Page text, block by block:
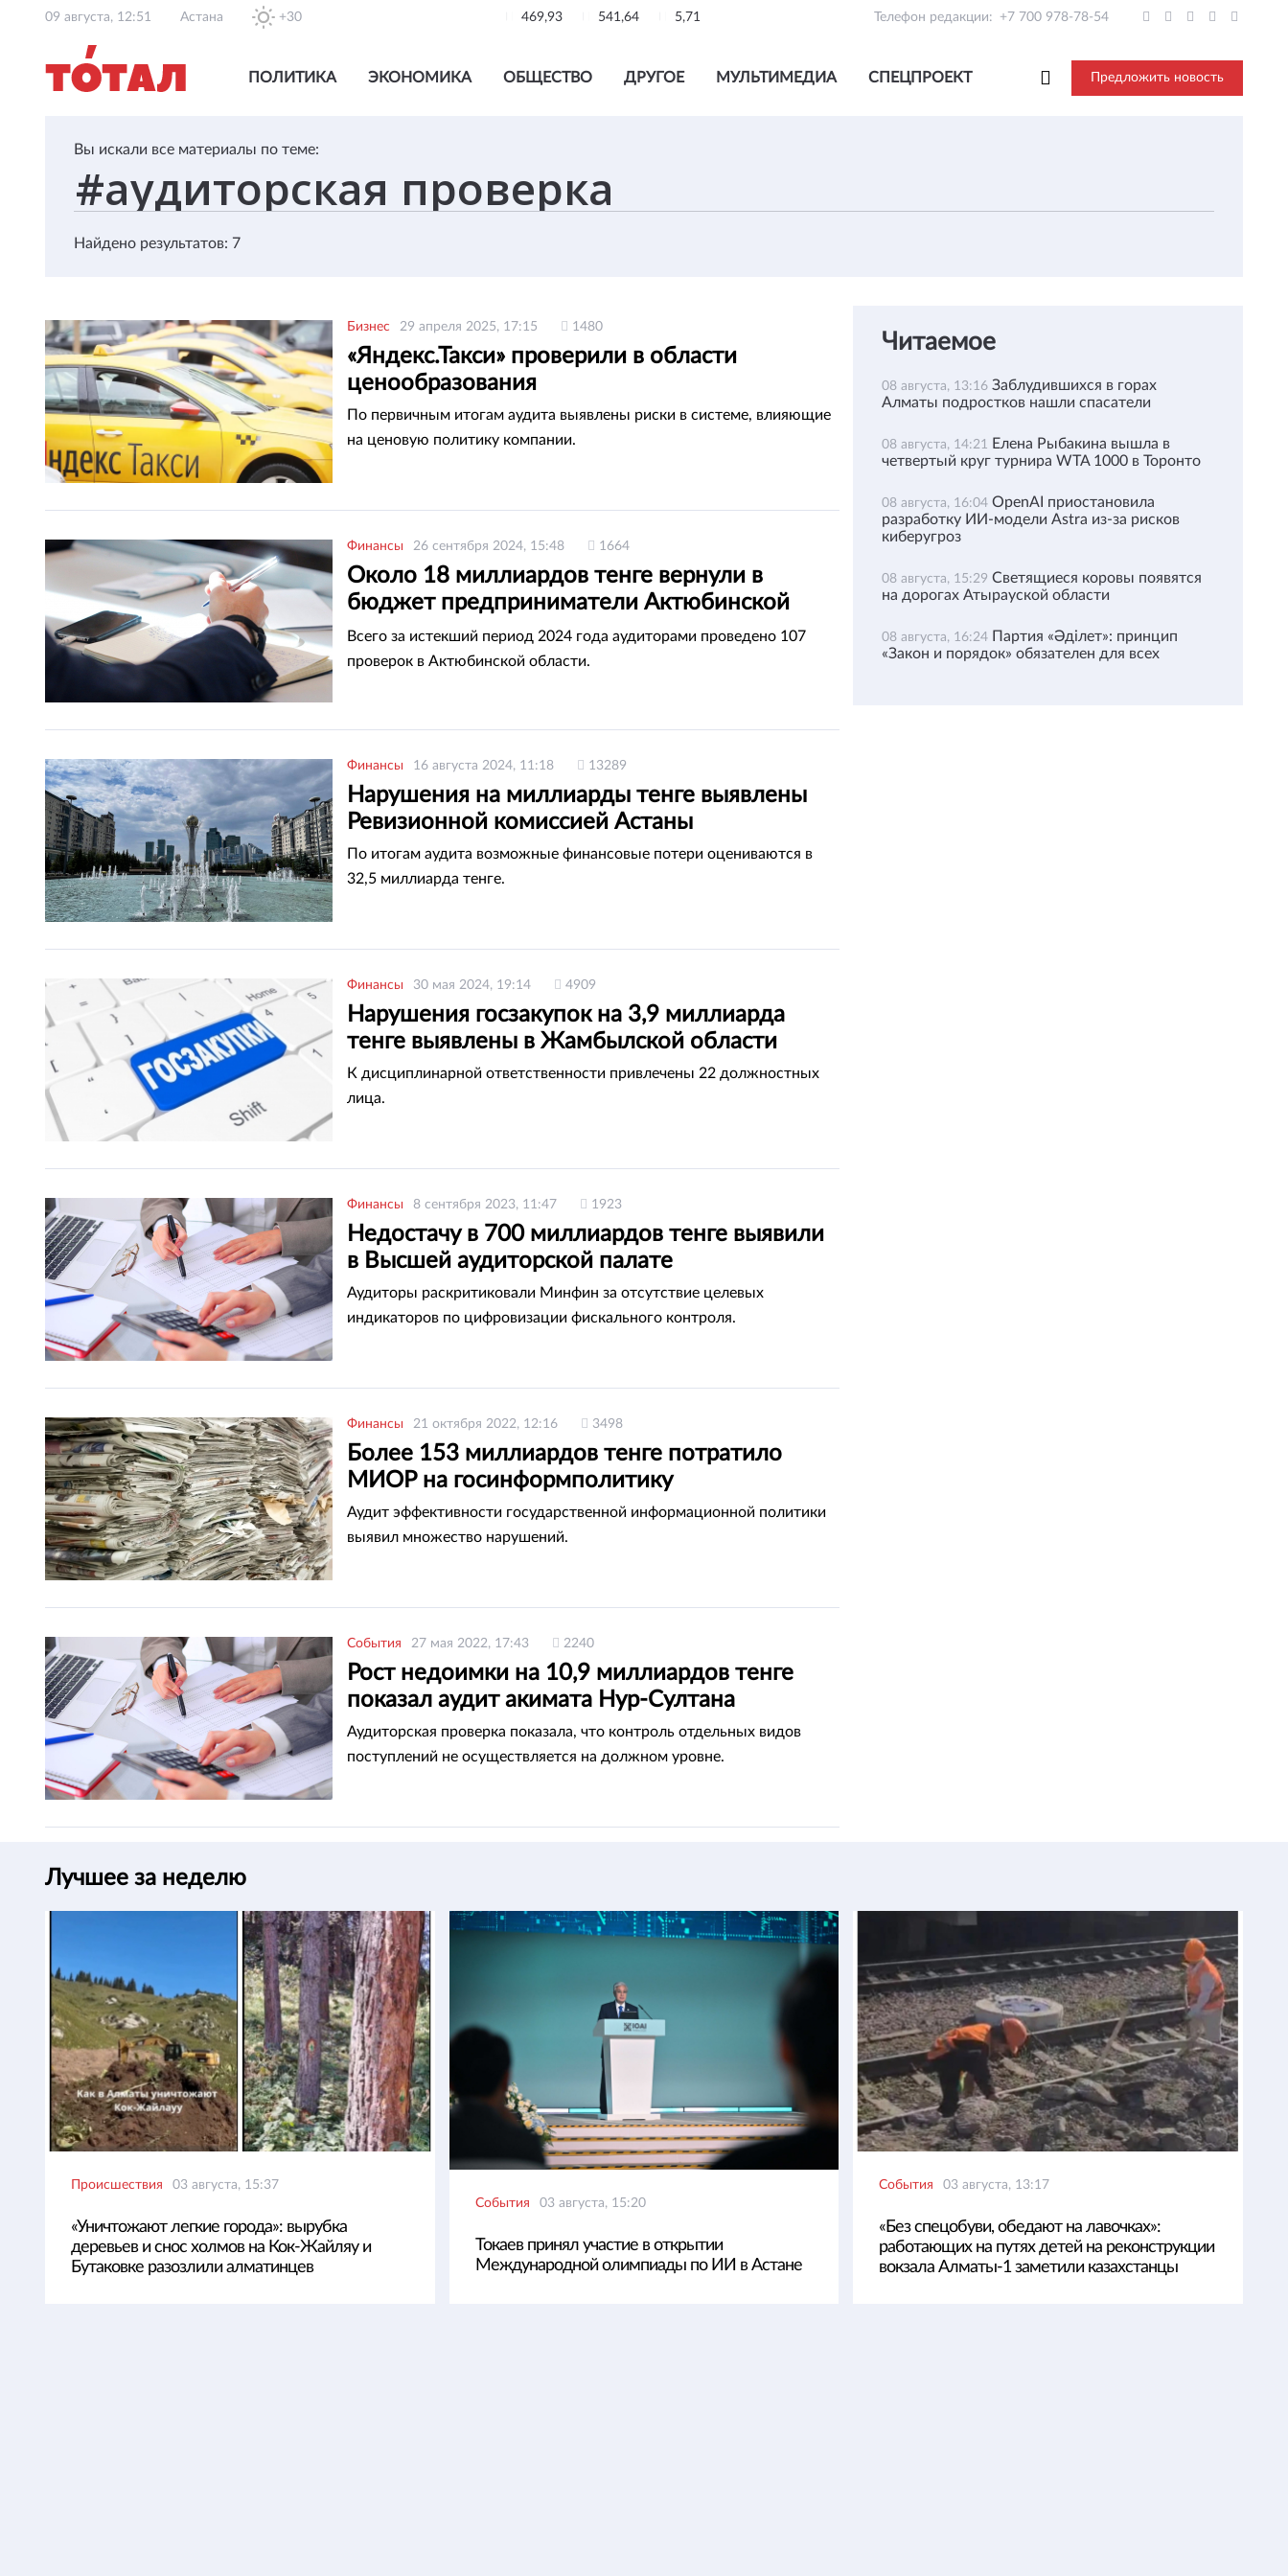
09 августа, 12:51 Астана +30 469,93 541,64 5,71 Телефон редакции: +7 700 978-78-54
ПОЛИТИКА ЭКОНОМИКА ОБЩЕСТВО ДРУГОЕ МУЛЬТИМЕДИА СПЕЦПРОЕКТ Предложить новость
Вы искали все материалы по теме:
Найдено результатов: 7
Бизнес 29 апреля 2025, 17:15 1480
«Яндекс.Такси» проверили в области
ценообразования
По первичным итогам аудита выявлены риски в системе, влияющие
на ценовую политику компании.
Финансы 26 сентября 2024, 15:48 1664
Около 18 миллиардов тенге вернули в
бюджет предприниматели Актюбинской
области
Всего за истекший период 2024 года аудиторами проведено 107
проверок в Актюбинской области.
Финансы 16 августа 2024, 11:18 13289
Нарушения на миллиарды тенге выявлены
Ревизионной комиссией Астаны
По итогам аудита возможные финансовые потери оцениваются в
32,5 миллиарда тенге.
Финансы 30 мая 2024, 19:14 4909
Нарушения госзакупок на 3,9 миллиарда
тенге выявлены в Жамбылской области
К дисциплинарной ответственности привлечены 22 должностных
лица.
Финансы 8 сентября 2023, 11:47 1923
Недостачу в 700 миллиардов тенге выявили
в Высшей аудиторской палате
Аудиторы раскритиковали Минфин за отсутствие целевых
индикаторов по цифровизации фискального контроля.
Финансы 21 октября 2022, 12:16 3498
Более 153 миллиардов тенге потратило
МИОР на госинформполитику
Аудит эффективности государственной информационной политики
выявил множество нарушений.
События 27 мая 2022, 17:43 2240
Рост недоимки на 10,9 миллиардов тенге
показал аудит акимата Нур-Султана
Аудиторская проверка показала, что контроль отдельных видов
поступлений не осуществляется на должном уровне.
Читаемое
08 августа, 13:16 Заблудившихся в горах
Алматы подростков нашли спасатели
08 августа, 14:21 Елена Рыбакина вышла в
четвертый круг турнира WTA 1000 в Торонто
08 августа, 16:04 OpenAI приостановила
разработку ИИ-модели Astra из-за рисков
киберугроз
08 августа, 15:29 Светящиеся коровы появятся
на дорогах Атырауской области
08 августа, 16:24 Партия «Әділет»: принцип
«Закон и порядок» обязателен для всех
Лучшее за неделю
Происшествия 03 августа, 15:37
«Уничтожают легкие города»: вырубка
деревьев и снос холмов на Кок-Жайляу и
Бутаковке разозлили алматинцев
События 03 августа, 15:20
Токаев принял участие в открытии
Международной олимпиады по ИИ в Астане
События 03 августа, 13:17
«Без спецобуви, обедают на лавочках»:
работающих на путях детей на реконструкции
вокзала Алматы-1 заметили казахстанцы